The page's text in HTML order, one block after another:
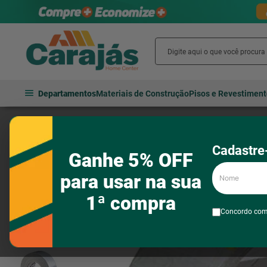
DepartamentosMateriais de ConstruçãoPisos e
Ganhe 5% OFF
para usar na sua
1ª compra
Nome
Concordo
Tintas e acessórios